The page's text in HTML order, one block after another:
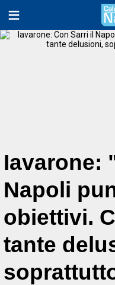
Iavarone:
Napoli
obiettivi.
tante